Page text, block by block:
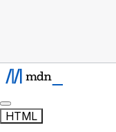
HTML